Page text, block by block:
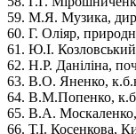
59. М.Я. Музика,
60. Г. Оліяр,
61. Ю.І.
62. Н.Р. Даніліна,
63. В.О. Яненко,
64. В.М.Попенко,
65. В.А.
66. Т.І. Косенкова,